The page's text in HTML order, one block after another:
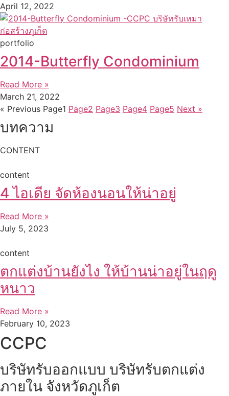
April 12, 2022
portfolio
2014-Butterfly Condominium
Read More »
March 21, 2022
« Previous Page1 Page2 Page3 Page4 Page5 Next »
บทความ
CONTENT
content
4 ไอเดีย จัดห้องนอนให้น่าอยู่
Read More »
July 5, 2023
content
ตกแต่งบ้านยังไง ให้บ้านน่าอยู่ในฤดู
หนาว
Read More »
February 10, 2023
CCPC
บริษัทรับออกแบบ บริษัทรับตกแต่ง
ภายใน จังหวัดภูเก็ต